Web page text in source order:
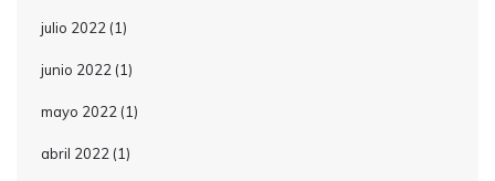
julio 2022 (1)
junio 2022 (1)
mayo 2022 (1)
abril 2022 (1)